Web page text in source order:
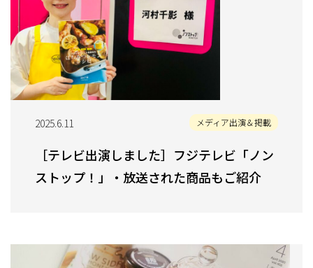
2025.6.11 メディア出演＆掲載
［テレビ出演しました］フジテレビ「ノン
ストップ！」・放送された商品もご紹介